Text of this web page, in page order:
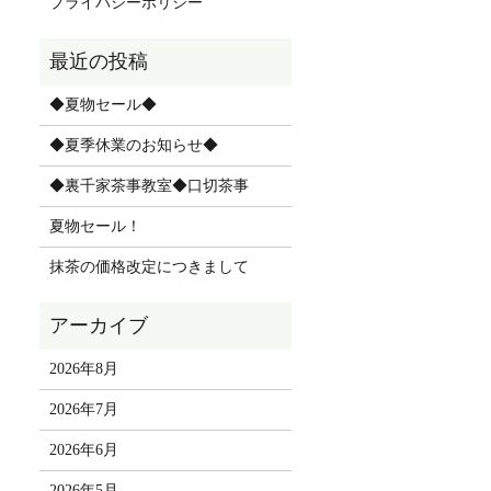
◆夏物セール◆
◆夏季休業のお知らせ◆
◆裏千家茶事教室◆口切茶事
夏物セール！
抹茶の価格改定につきまして
2026年8月
2026年7月
2026年6月